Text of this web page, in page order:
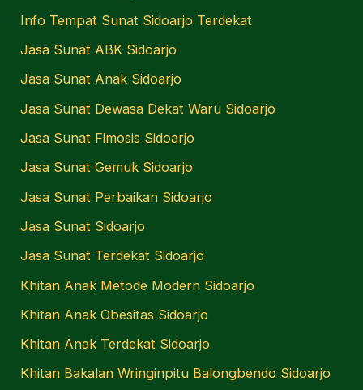
Info Tempat Sunat Sidoarjo Terdekat
Jasa Sunat ABK Sidoarjo
Jasa Sunat Anak Sidoarjo
Jasa Sunat Dewasa Dekat Waru Sidoarjo
Jasa Sunat Fimosis Sidoarjo
Jasa Sunat Gemuk Sidoarjo
Jasa Sunat Perbaikan Sidoarjo
Jasa Sunat Sidoarjo
Jasa Sunat Terdekat Sidoarjo
Khitan Anak Metode Modern Sidoarjo
Khitan Anak Obesitas Sidoarjo
Khitan Anak Terdekat Sidoarjo
Khitan Bakalan Wringinpitu Balongbendo Sidoarjo